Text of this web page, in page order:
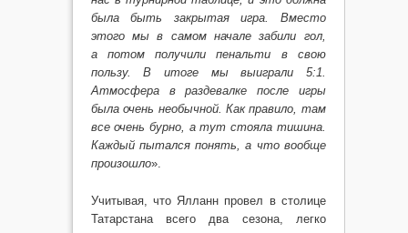
была быть закрытая игра. Вместо
этого мы в самом начале забили гол,
а потом получили пенальти в свою
пользу. В итоге мы выиграли 5:1.
Атмосфера в раздевалке после игры
была очень необычной. Как правило, там
все очень бурно, а тут стояла тишина.
Каждый пытался понять, а что вообще
произошло».
Учитывая, что Ялланн провел в столице
Татарстана всего два сезона, легко